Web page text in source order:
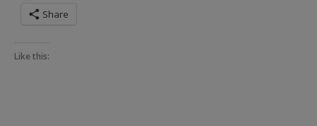
Share
Like this: